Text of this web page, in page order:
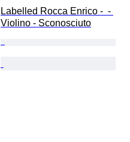
Labelled Rocca Enrico -  -
Violino - Sconosciuto